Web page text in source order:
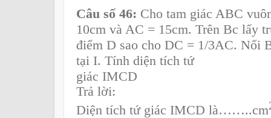
Câu số 46: Cho tam giác ABC
10cm và AC = 15cm. Trên Bc lấy
điểm D sao cho DC = 1/3AC. Nối
tại I. Tính diện tích tứ
giác IMCD
Trả lời:
Diện tích tứ giác IMCD là……..cm